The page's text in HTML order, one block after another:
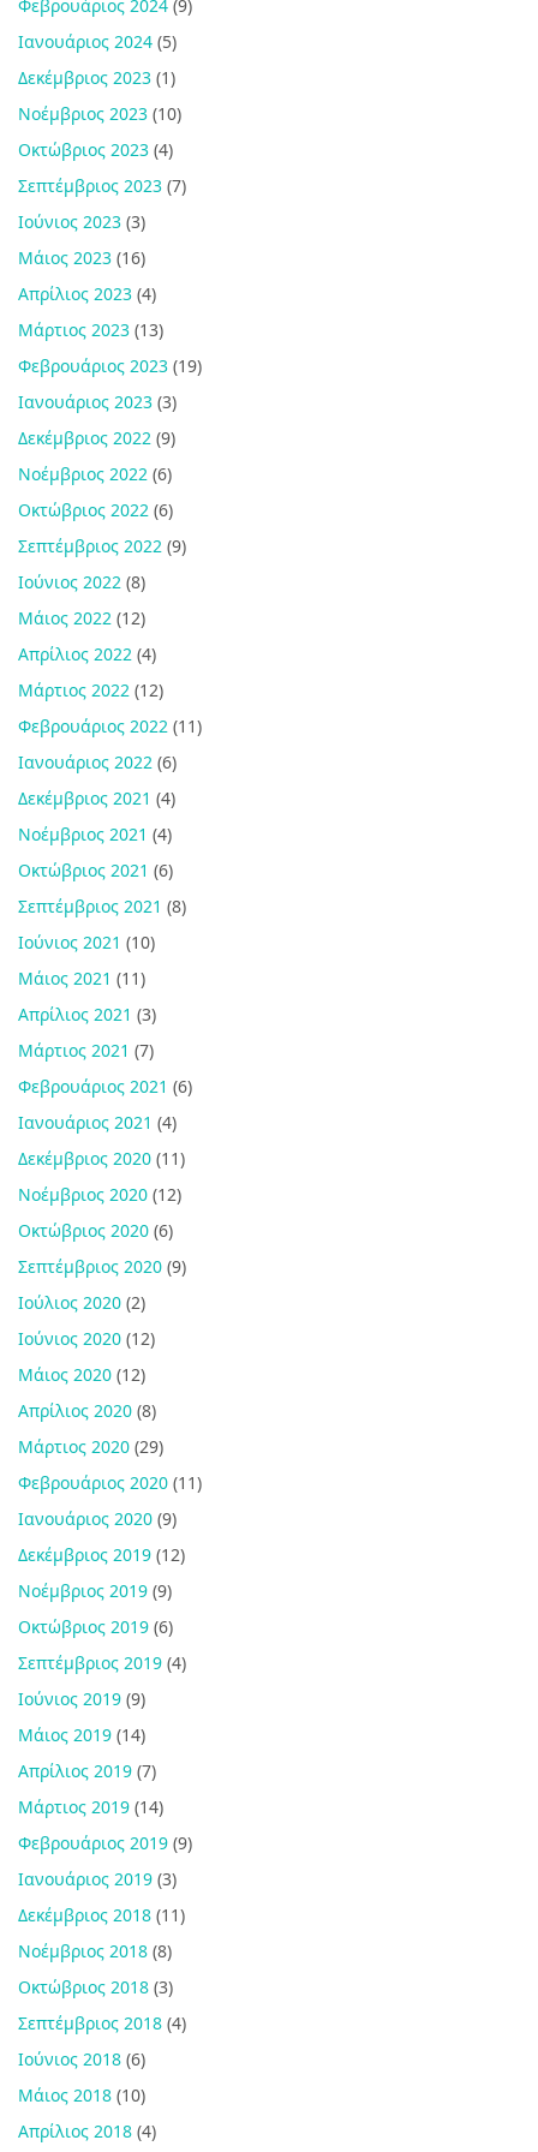
Φεβρουάριος 2024 (9)
Ιανουάριος 2024 (5)
Δεκέμβριος 2023 (1)
Νοέμβριος 2023 (10)
Οκτώβριος 2023 (4)
Σεπτέμβριος 2023 (7)
Ιούνιος 2023 (3)
Μάιος 2023 (16)
Απρίλιος 2023 (4)
Μάρτιος 2023 (13)
Φεβρουάριος 2023 (19)
Ιανουάριος 2023 (3)
Δεκέμβριος 2022 (9)
Νοέμβριος 2022 (6)
Οκτώβριος 2022 (6)
Σεπτέμβριος 2022 (9)
Ιούνιος 2022 (8)
Μάιος 2022 (12)
Απρίλιος 2022 (4)
Μάρτιος 2022 (12)
Φεβρουάριος 2022 (11)
Ιανουάριος 2022 (6)
Δεκέμβριος 2021 (4)
Νοέμβριος 2021 (4)
Οκτώβριος 2021 (6)
Σεπτέμβριος 2021 (8)
Ιούνιος 2021 (10)
Μάιος 2021 (11)
Απρίλιος 2021 (3)
Μάρτιος 2021 (7)
Φεβρουάριος 2021 (6)
Ιανουάριος 2021 (4)
Δεκέμβριος 2020 (11)
Νοέμβριος 2020 (12)
Οκτώβριος 2020 (6)
Σεπτέμβριος 2020 (9)
Ιούλιος 2020 (2)
Ιούνιος 2020 (12)
Μάιος 2020 (12)
Απρίλιος 2020 (8)
Μάρτιος 2020 (29)
Φεβρουάριος 2020 (11)
Ιανουάριος 2020 (9)
Δεκέμβριος 2019 (12)
Νοέμβριος 2019 (9)
Οκτώβριος 2019 (6)
Σεπτέμβριος 2019 (4)
Ιούνιος 2019 (9)
Μάιος 2019 (14)
Απρίλιος 2019 (7)
Μάρτιος 2019 (14)
Φεβρουάριος 2019 (9)
Ιανουάριος 2019 (3)
Δεκέμβριος 2018 (11)
Νοέμβριος 2018 (8)
Οκτώβριος 2018 (3)
Σεπτέμβριος 2018 (4)
Ιούνιος 2018 (6)
Μάιος 2018 (10)
Απρίλιος 2018 (4)